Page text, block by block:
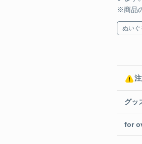
※商品
ぬいぐ
グッ
for